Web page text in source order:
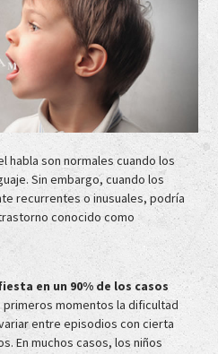
habla son normales cuando los
Sin embargo, cuando los
recurrentes o inusuales, podría
conocido como
en un 90% de los casos
primeros momentos la dificultad
entre episodios con cierta
En muchos casos, los niños